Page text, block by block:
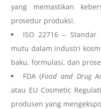
yang memastikan
prosedur produksi.
ISO 22716 –
mutu dalam industri
baku, formulasi, dan
FDA (Food and Drug
atau EU Cosmetic
produsen yang